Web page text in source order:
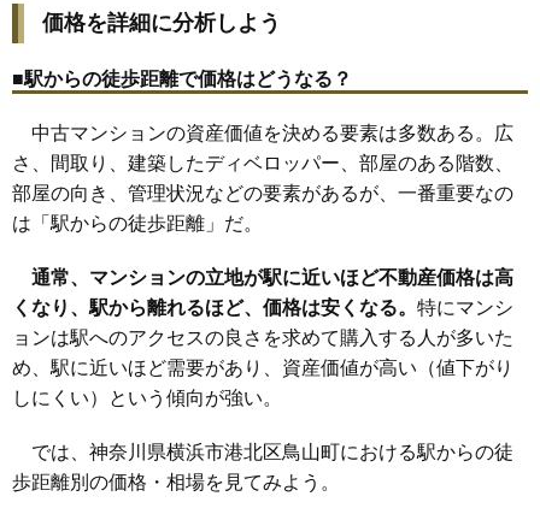
相場 1,730万円～1,930万円
マンションナビで
無料一括査定をする
城郷コート
住所 神奈川県横浜市港北区鳥山町
相場 1,560万円～1,760万円
(24.0万円/㎡~27.1万円/㎡)
マンションナビで
無料一括査定をする
ライオンズマンション小机第5
住所 神奈川県横浜市港北区鳥山町
価格を詳細に分析しよう
■駅からの徒歩距離で価格はどうなる？
中古マンションの資産価値を決める要素は多数ある。広
さ、間取り、建築したディベロッパー、部屋のある階数、
部屋の向き、管理状況などの要素があるが、一番重要なの
は「駅からの徒歩距離」だ。
通常、マンションの立地が駅に近いほど不動産価格は高
くなり、駅から離れるほど、価格は安くなる。 特にマンシ
ョンは駅へのアクセスの良さを求めて購入する人が多いた
め、駅に近いほど需要があり、資産価値が高い（値下がり
しにくい）という傾向が強い。
では、神奈川県横浜市港北区鳥山町における駅からの徒
歩距離別の価格・相場を見てみよう。